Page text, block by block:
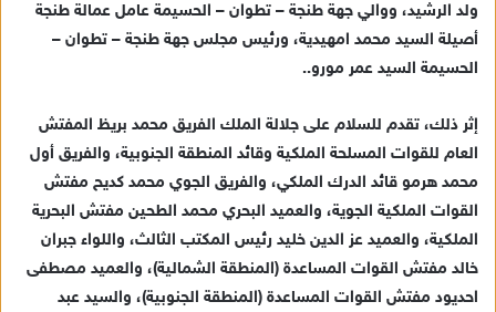
ولد الرشيد، ووالي جهة طنجة – تطوان – الحسيمة عامل عمالة طنجة
أصيلة السيد محمد امهيدية، ورئيس مجلس جهة طنجة – تطوان –
الحسيمة السيد عمر مورو..
إثر ذلك، تقدم للسلام على جلالة الملك الفريق محمد بريظ المفتش
العام للقوات المسلحة الملكية وقائد المنطقة الجنوبية، والفريق أول
محمد هرمو قائد الدرك الملكي، والفريق الجوي محمد كديح مفتش
القوات الملكية الجوية، والعميد البحري محمد الطحين مفتش البحرية
الملكية، والعميد عز الدين خليد رئيس المكتب الثالث، واللواء جبران
خالد مفتش القوات المساعدة (المنطقة الشمالية)، والعميد مصطفى
احديود مفتش القوات المساعدة (المنطقة الجنوبية)، والسيد عبد